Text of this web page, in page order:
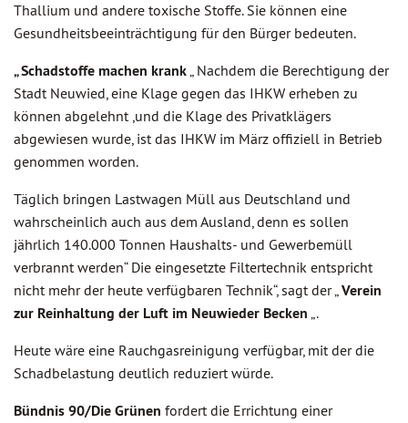
Thallium und andere toxische Stoffe. Sie können eine
Gesundheitsbeeinträchtigung für den Bürger bedeuten.
„ Schadstoffe machen krank„ Nachdem die Berechtigung der
Stadt Neuwied, eine Klage gegen das IHKW erheben zu
können abgelehnt ,und die Klage des Privatklägers
abgewiesen wurde, ist das IHKW im März offiziell in Betrieb
genommen worden.
Täglich bringen Lastwagen Müll aus Deutschland und
wahrscheinlich auch aus dem Ausland, denn es sollen
jährlich 140.000 Tonnen Haushalts- und Gewerbemüll
verbrannt werden“ Die eingesetzte Filtertechnik entspricht
nicht mehr der heute verfügbaren Technik“, sagt der „Verein
zur Reinhaltung der Luft im Neuwieder Becken „.
Heute wäre eine Rauchgasreinigung verfügbar, mit der die
Schadbelastung deutlich reduziert würde.
Bündnis 90/Die Grünen fordert die Errichtung einer